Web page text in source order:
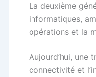
La deuxième
informatiques,
opérations et la
Aujourd’hui, une
connectivité et